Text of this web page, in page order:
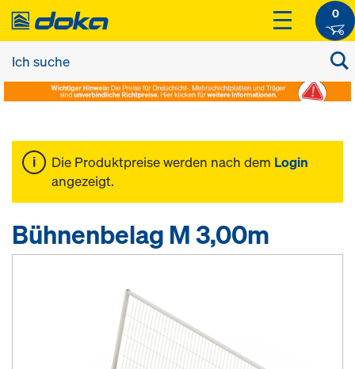
0
Die Produktpreise werden nach dem Login
angezeigt.
Bühnenbelag M 3,00m